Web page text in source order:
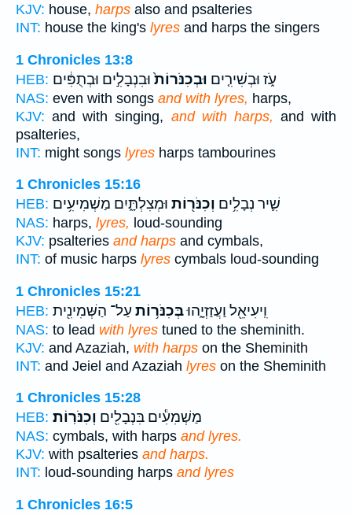
KJV: house, harps also and psalteries
INT: house the king's lyres and harps the singers
1 Chronicles 13:8
HEB:
עֹ֑ז וּבְשִׁירִ֤ים וּבְכִנֹּרוֹת֙וּבִנְבָלִ֣ים וּבְתֻפִּ֔ים
NAS: even with songs and with lyres, harps,
KJV: and with singing, and with harps, and with
psalteries,
INT: might songs lyres harps tambourines
1 Chronicles 15:16
HEB:
שִׁ֛יר נְבָלִ֥ים וְכִנֹּר֖וֹת וּמְצִלְתָּ֑יִם מַשְׁמִיעִ֥ים
NAS: harps, lyres, loud-sounding
KJV: psalteries and harps and cymbals,
INT: of music harps lyres cymbals loud-sounding
1 Chronicles 15:21
HEB:
וִֽיעִיאֵ֖ל וַעֲזַזְיָ֑הוּבְּכִנֹּר֥וֹת עַל־ הַשְּׁמִינִ֖ית
NAS: to lead with lyres tuned to the sheminith.
KJV: and Azaziah, with harps on the Sheminith
INT: and Jeiel and Azaziah lyres on the Sheminith
1 Chronicles 15:28
HEB:
מַשְׁמִעִ֕ים בִּנְבָלִ֖ים וְכִנֹּרֽוֹת׃
NAS: cymbals, with harps and lyres.
KJV: with psalteries and harps.
INT: loud-sounding harps and lyres
1 Chronicles 16:5